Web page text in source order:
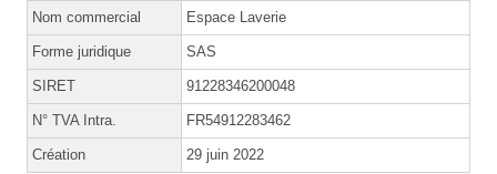
Nom commercial Espace Laverie
Forme juridique SAS
SIRET 91228346200048
N° TVA Intra. FR54912283462
Création 29 juin 2022